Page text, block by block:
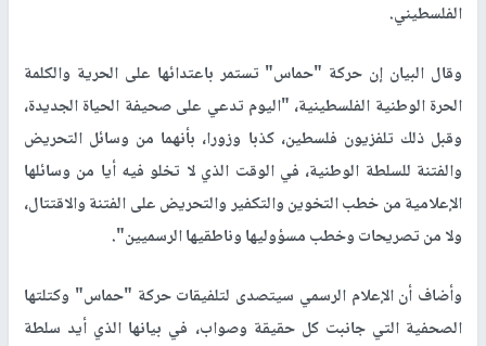
الفلسطيني.
وقال البيان إن حركة "حماس" تستمر باعتدائها على الحرية والكلمة
الحرة الوطنية الفلسطينية، "اليوم تدعي على صحيفة الحياة الجديدة،
وقبل ذلك تلفزيون فلسطين، كذبا وزورا، بأنهما من وسائل التحريض
والفتنة للسلطة الوطنية، في الوقت الذي لا تخلو فيه أيا من وسائلها
الإعلامية من خطب التخوين والتكفير والتحريض على الفتنة والاقتتال،
ولا من تصريحات وخطب مسؤوليها وناطقيها الرسميين".
وأضاف أن الإعلام الرسمي سيتصدى لتلفيقات حركة "حماس" وكتلتها
الصحفية التي جانبت كل حقيقة وصواب، في بيانها الذي أيد سلطة